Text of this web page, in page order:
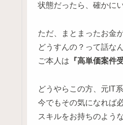
状態だったら、確かに
ただ、まとまったお金
どうすんの？って話な
ご本人は 『高単価案件
どうやらこの方、元IT
今でもその気になれば
スキルをお持ちのよう